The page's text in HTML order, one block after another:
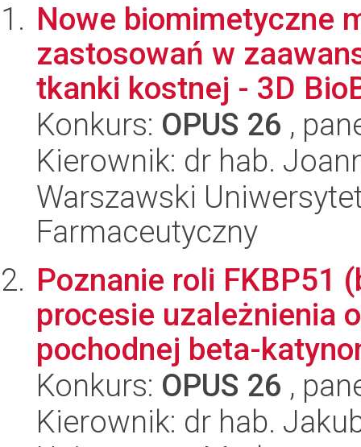
Nowe biomimetyczne
zastosowań w
tkanki kostnej - 3D
Konkurs: OPUS 26 ,
Kierownik: dr hab.
Warszawski
Farmaceutyczny
Poznanie roli FKBP51
procesie uzależnienia
pochodnej beta-
Konkurs: OPUS 26 ,
Kierownik: dr hab.